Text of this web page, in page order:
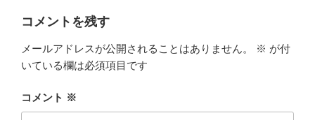
コメントを残す
メールアドレスが公開されることはありません。 ※ が付
いている欄は必須項目です
コメント ※